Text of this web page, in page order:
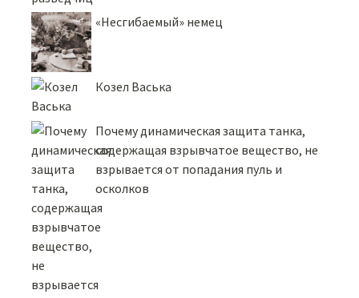
«Несгибаемый» немец
Козел Васька
Почему динамическая защита танка,
содержащая взрывчатое вещество, не
взрывается от попадания пуль и
осколков